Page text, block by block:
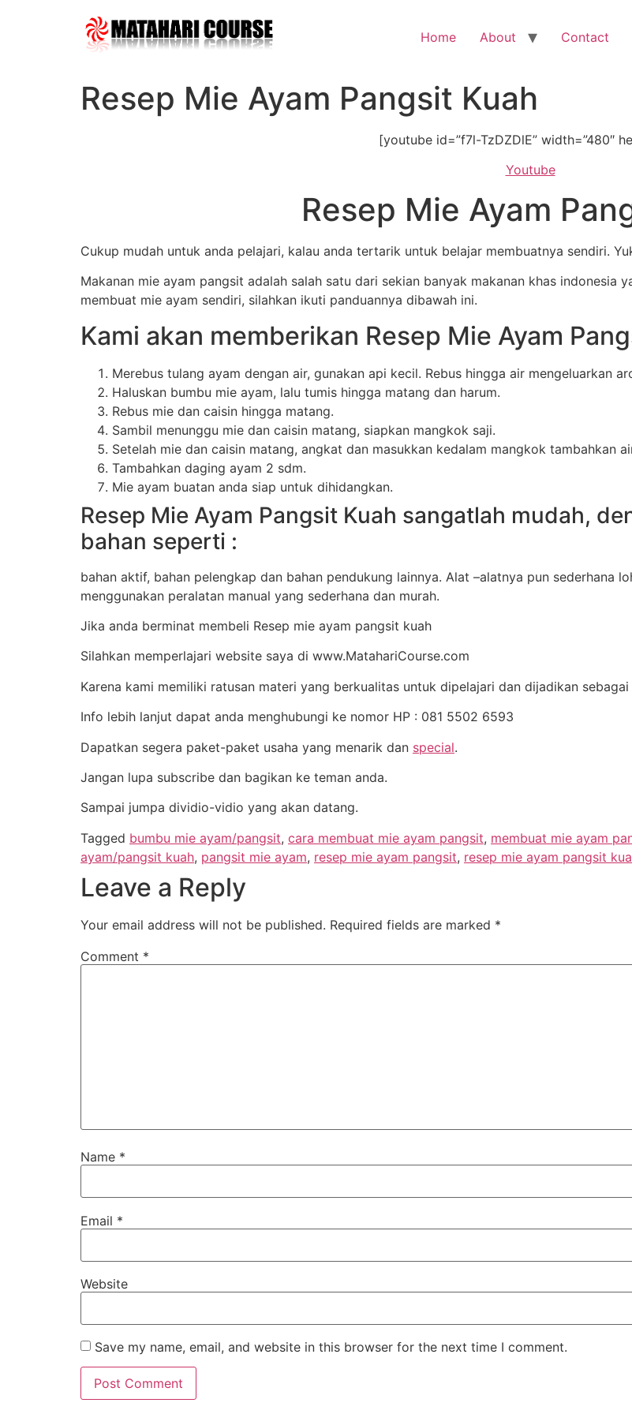
Home About Contact
Resep Mie Ayam Pangsit Kuah
[youtube id=”f7l-TzDZDlE” width=”480″
Youtube
Resep Mie Ayam
Cukup mudah untuk anda pelajari, kalau anda tertarik untuk belajar membuatnya sendiri.
Makanan mie ayam pangsit adalah salah satu dari sekian banyak makanan khas indonesia
membuat mie ayam sendiri, silahkan ikuti panduannya dibawah ini.
Kami akan memberikan Resep Mie Ayam
Merebus tulang ayam dengan air, gunakan api kecil. Rebus hingga air mengeluarkan
Haluskan bumbu mie ayam, lalu tumis hingga matang dan harum.
Rebus mie dan caisin hingga matang.
Sambil menunggu mie dan caisin matang, siapkan mangkok saji.
Setelah mie dan caisin matang, angkat dan masukkan kedalam mangkok tambahkan
Tambahkan daging ayam 2 sdm.
Mie ayam buatan anda siap untuk dihidangkan.
Resep Mie Ayam Pangsit Kuah sangatlah mudah,
bahan seperti :
bahan aktif, bahan pelengkap dan bahan pendukung lainnya. Alat –alatnya pun sederhana
menggunakan peralatan manual yang sederhana dan murah.
Jika anda berminat membeli Resep mie ayam pangsit kuah
Silahkan memperlajari website saya di www.MatahariCourse.com
Karena kami memiliki ratusan materi yang berkualitas untuk dipelajari dan dijadikan
Info lebih lanjut dapat anda menghubungi ke nomor HP : 081 5502 6593
Dapatkan segera paket-paket usaha yang menarik dan special.
Jangan lupa subscribe dan bagikan ke teman anda.
Sampai jumpa dividio-vidio yang akan datang.
Tagged bumbu mie ayam/pangsit, cara membuat mie ayam pangsit, membuat mie ayam
ayam/pangsit kuah, pangsit mie ayam, resep mie ayam pangsit, resep mie ayam pangsit
Leave a Reply
Your email address will not be published. Required fields are marked *
Comment *
Name *
Email *
Website
Save my name, email, and website in this browser for the next time I comment.